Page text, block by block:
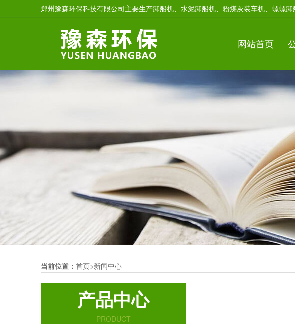
郑州豫森环保科技有限公司主要生产卸船机、水泥卸船机、粉煤灰装车机、螺螺
网站首页
当前位置： 首页>新闻中心
产品中心
PRODUCT